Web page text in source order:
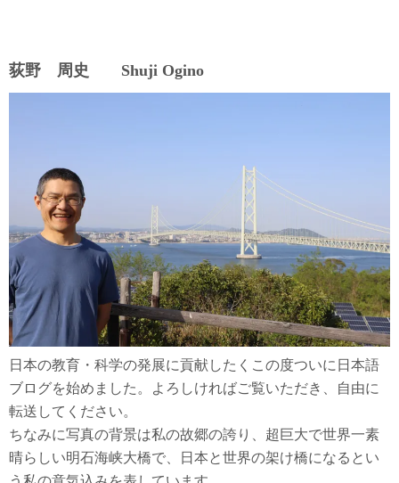
荻野 周史 Shuji Ogino
日本の教育・科学の発展に貢献したくこの度ついに日本語
ブログを始めました。よろしければご覧いただき、自由に
転送してください。
ちなみに写真の背景は私の故郷の誇り、超巨大で世界一素
晴らしい明石海峡大橋で、日本と世界の架け橋になるとい